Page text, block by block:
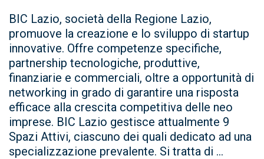
BIC Lazio, società della Regione Lazio,
promuove la creazione e lo sviluppo di startup
innovative. Offre competenze specifiche,
partnership tecnologiche, produttive,
finanziarie e commerciali, oltre a opportunità di
networking in grado di garantire una risposta
efficace alla crescita competitiva delle neo
imprese. BIC Lazio gestisce attualmente 9
Spazi Attivi, ciascuno dei quali dedicato ad una
specializzazione prevalente. Si tratta di ...